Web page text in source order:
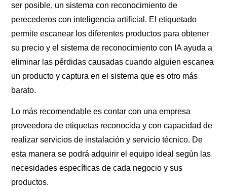
ser posible, un sistema con reconocimiento de
perecederos con inteligencia artificial. El etiquetado
permite escanear los diferentes productos para obtener
su precio y el sistema de reconocimiento con IA ayuda a
eliminar las pérdidas causadas cuando alguien escanea
un producto y captura en el sistema que es otro más
barato.
Lo más recomendable es contar con una empresa
proveedora de etiquetas reconocida y con capacidad de
realizar servicios de instalación y servicio técnico. De
esta manera se podrá adquirir el equipo ideal según las
necesidades específicas de cada negocio y sus
productos.